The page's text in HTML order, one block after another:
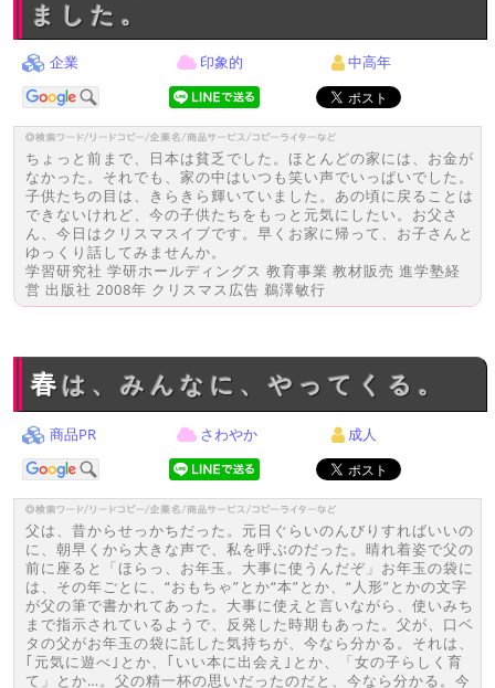
ました。
企業 印象的 中高年
ちょっと前まで、日本は貧乏でした。ほとんどの家には、お金が
なかった。それでも、家の中はいつも笑い声でいっぱいでした。
子供たちの目は、きらきら輝いていました。あの頃に戻ることは
できないけれど、今の子供たちをもっと元気にしたい。お父さ
ん、今日はクリスマスイブです。早くお家に帰って、お子さんと
ゆっくり話してみませんか。
学習研究社 学研ホールディングス 教育事業 教材販売 進学塾経
営 出版社 2008年 クリスマス広告 鵜澤敏行
春は、みんなに、やってくる。
商品PR さわやか 成人
父は、昔からせっかちだった。元日ぐらいのんびりすればいいの
に、朝早くから大きな声で、私を呼ぶのだった。晴れ着姿で父の
前に座ると「ほらっ、お年玉。大事に使うんだぞ」お年玉の袋に
は、その年ごとに、“おもちゃ”とか“本”とか、“人形”とかの文字
が父の筆で書かれてあった。大事に使えと言いながら、使いみち
まで指示されているようで、反発した時期もあった。父が、口ベ
タの父がお年玉の袋に託した気持ちが、今なら分かる。それは、
｢元気に遊べ｣とか、｢いい本に出会え｣とか、「女の子らしく育
て」とか…。父の精一杯の思いだったのだと、今なら分かる。今